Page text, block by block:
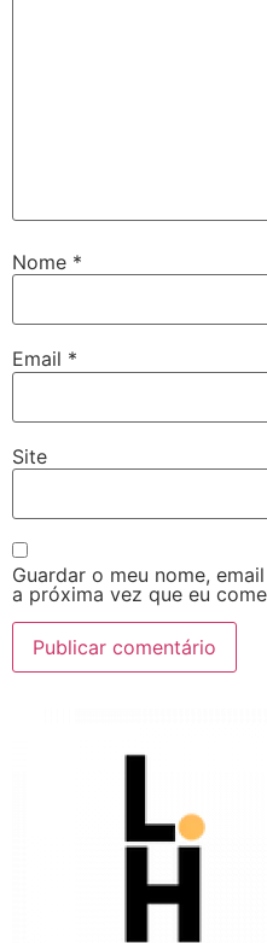
Nome *
Email *
Site
Guardar o meu nome,
a próxima vez que eu